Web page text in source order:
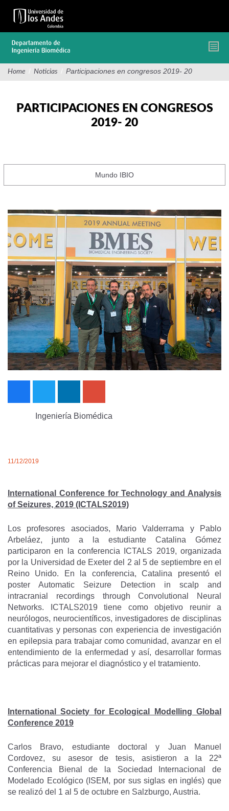
contenido
Home / Noticias / Participaciones en congresos 2019- 20
PARTICIPACIONES EN CONGRESOS
2019- 20
Mundo IBIO
Ingeniería Biomédica
11/12/2019
International Conference for Technology and Analysis
of Seizures, 2019 (ICTALS2019)
Los profesores asociados, Mario Valderrama y Pablo
Arbeláez, junto a la estudiante Catalina Gómez
participaron en la conferencia ICTALS 2019, organizada
por la Universidad de Exeter del 2 al 5 de septiembre en el
Reino Unido. En la conferencia, Catalina presentó el
poster Automatic Seizure Detection in scalp and
intracranial recordings through Convolutional Neural
Networks. ICTALS2019 tiene como objetivo reunir a
neurólogos, neurocientíficos, investigadores de disciplinas
cuantitativas y personas con experiencia de investigación
en epilepsia para trabajar como comunidad, avanzar en el
entendimiento de la enfermedad y así, desarrollar formas
prácticas para mejorar el diagnóstico y el tratamiento.
International Society for Ecological Modelling Global
Conference 2019
Carlos Bravo, estudiante doctoral y Juan Manuel
Cordovez, su asesor de tesis, asistieron a la 22ª
Conferencia Bienal de la Sociedad Internacional de
Modelado Ecológico (ISEM, por sus siglas en inglés) que
se realizó del 1 al 5 de octubre en Salzburgo, Austria.